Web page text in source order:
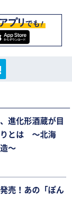
進化形酒蔵が目
りとは 〜北海
〜
売！あの「ぽん